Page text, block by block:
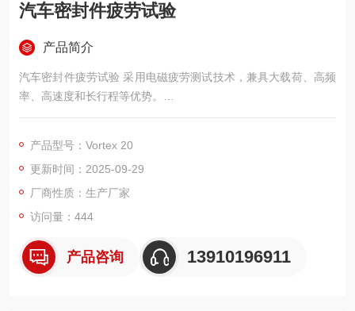
汽车密封件疲劳试验
产品简介
汽车密封件疲劳试验 采用电磁疲劳测试技术，兼具大载荷、高频
率、高速度和长行程等优势。
重要参数：
疲劳载荷/Max.Sine：±20000N
测试频率(Max)：100Hz
线速度(Max)：1.0m/s
行程：±40mm
产品型号：Vortex 20
更新时间：2025-09-29
厂商性质：生产厂家
访问量：444
产品咨询 13910196911